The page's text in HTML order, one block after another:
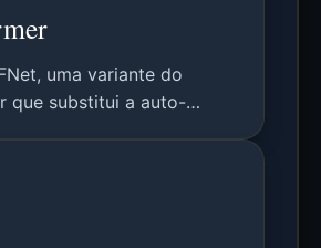
uma variante do
que substitui a auto-
precisão
benchmarks de PLN.